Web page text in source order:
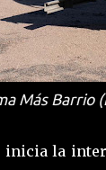
Más Barrio
inicia la